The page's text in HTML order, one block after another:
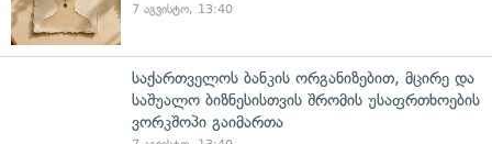
7 აგვისტო, 13:40
საქართველოს ბანკის ორგანიზებით, მცირე და
საშუალო ბიზნესისთვის შრომის უსაფრთხოების
ვორკშოპი გაიმართა